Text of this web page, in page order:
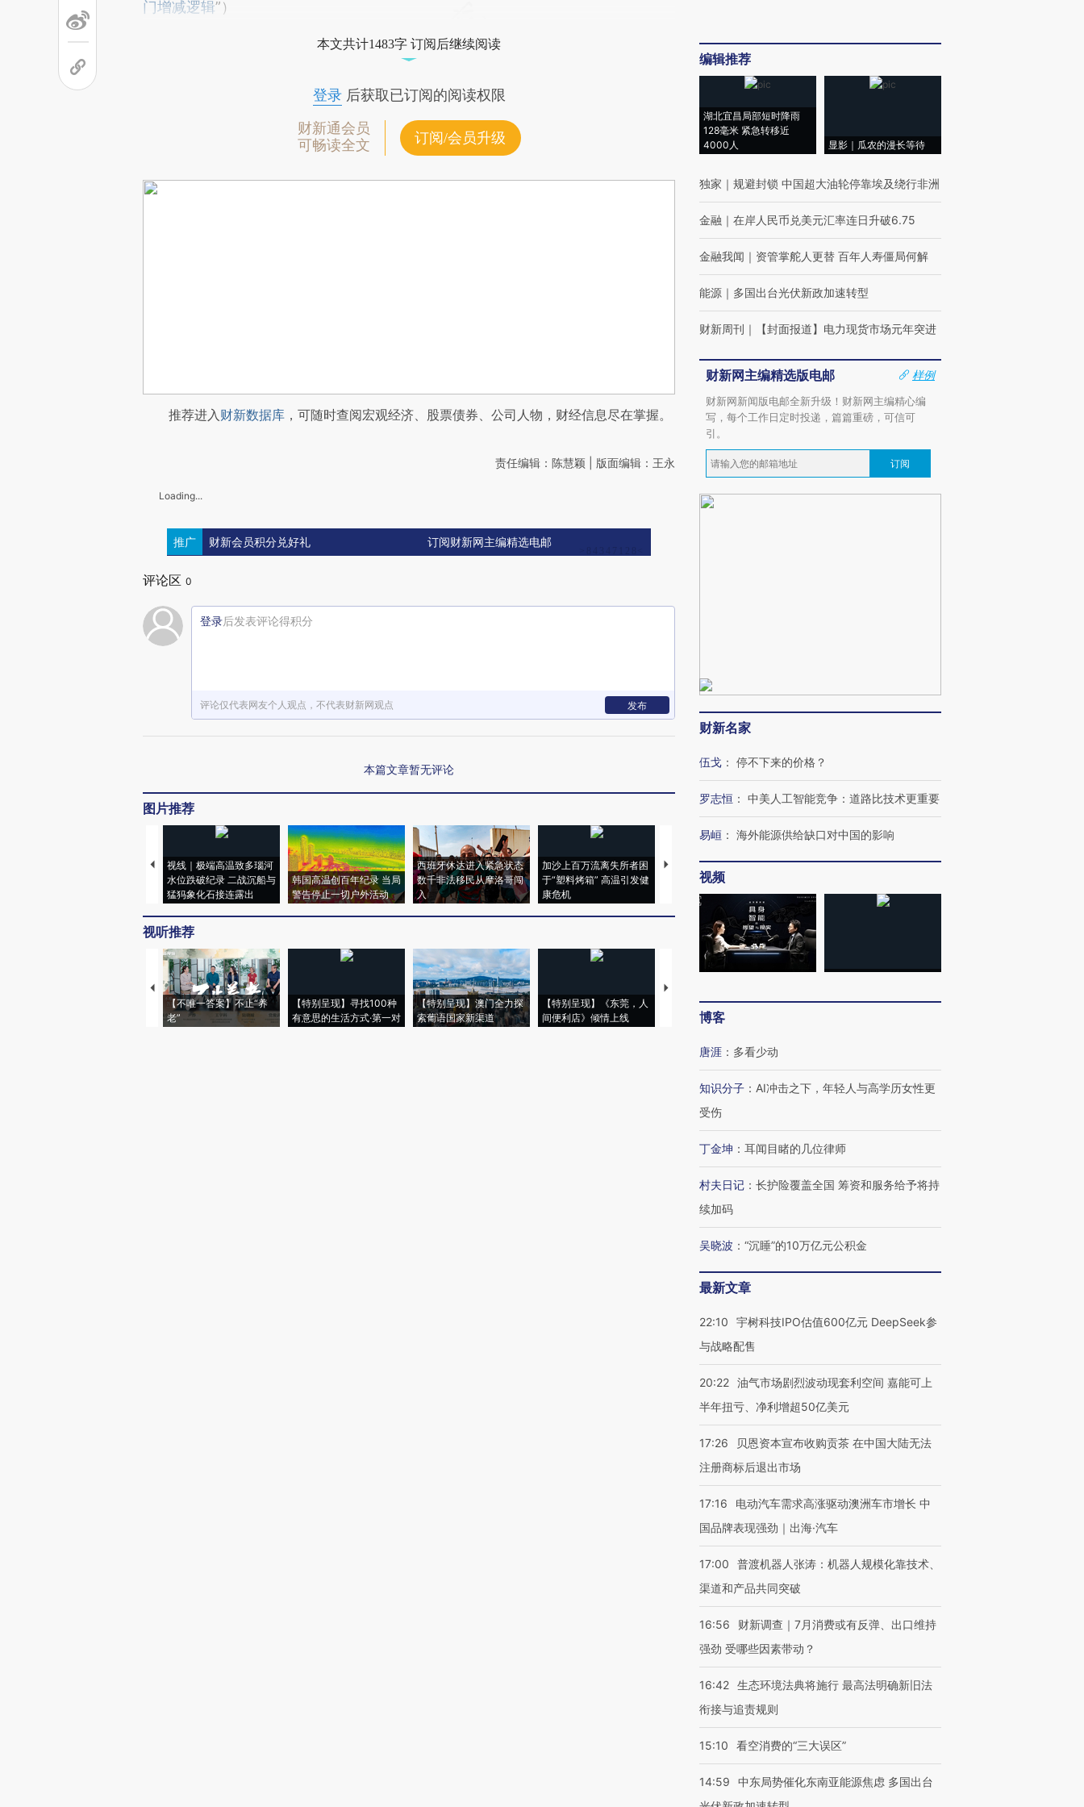
门增减逻辑”）
本文共计1483字 订阅后继续阅读
登录后获取已订阅的阅读权限
财新通会员
可畅读全文
订阅/会员升级
推荐进入财新数据库 ，可随时查阅宏观经济、股票债券、公司人物，财经信息尽在掌握。
责任编辑：陈慧颖 | 版面编辑：王永
Loading...
推广 财新会员积分兑好礼 订阅财新网主编精选电邮
评论区 0
登录后发表评论得积分
评论仅代表网友个人观点，不代表财新网观点 发布
本篇文章暂无评论
图片推荐
视线｜极端高温致多瑙河
水位跌破纪录 二战沉船与
猛犸象化石接连露出
韩国高温创百年纪录 当局
警告停止一切户外活动
西班牙休达进入紧急状态
数千非法移民从摩洛哥闯
入
加沙上百万流离失所者困
于“塑料烤箱” 高温引发健
康危机
视线｜HYROX的吸金
术：是什么让中产们甘
心“花钱找虐”？
马航飞行员跨国走私7万
毒品
视线｜被称为“蟑螂”的印
育部长拱下台
视听推荐
【不唯一答案】不止“养
老”
【特别呈现】寻找100种
有意思的生活方式·第一对
【特别呈现】澳门全力探
索葡语国家新渠道
【特别呈现】《东莞，人
间便利店》倾情上线
【推广】走进第四届链博
会，让数智科技“链”接产
【特别呈现】寻找100种
CFO：不靠规模取胜，华
编辑推荐
湖北宜昌局部短时降雨
128毫米 紧急转移近
4000人
显影｜瓜农的漫长等待
独家 ｜ 规避封锁 中国超大油轮停靠埃及绕行非洲
金融 ｜ 在岸人民币兑美元汇率连日升破6.75
金融我闻 ｜ 资管掌舵人更替 百年人寿僵局何解
能源 ｜ 多国出台光伏新政加速转型
财新周刊 ｜ 【封面报道】电力现货市场元年突进
财新网主编精选版电邮
样例
财新网新闻版电邮全新升级！财新网主编精心编
写，每个工作日定时投递，篇篇重磅，可信可
引。
订阅
财新名家
伍戈 ： 停不下来的价格？
罗志恒 ： 中美人工智能竞争：道路比技术更重要
易峘 ： 海外能源供给缺口对中国的影响
视频
博客
唐涯 ： 多看少动
知识分子 ： AI冲击之下，年轻人与高学历女性更
受伤
丁金坤 ： 耳闻目睹的几位律师
村夫日记 ： 长护险覆盖全国 筹资和服务给予将持
续加码
吴晓波 ： “沉睡”的10万亿元公积金
最新文章
22:10
宇树科技IPO估值600亿元 DeepSeek参
与战略配售
20:22 油气市场剧烈波动现套利空间 嘉能可上
半年扭亏、净利增超50亿美元
17:26
贝恩资本宣布收购贡茶 在中国大陆无法
注册商标后退出市场
17:16
电动汽车需求高涨驱动澳洲车市增长 中
国品牌表现强劲｜出海·汽车
17:00
普渡机器人张涛：机器人规模化靠技术、
渠道和产品共同突破
16:56
财新调查｜7月消费或有反弹、出口维持
强劲 受哪些因素带动？
16:42 生态环境法典将施行 最高法明确新旧法
衔接与追责规则
15:10 看空消费的“三大误区”
14:59
中东局势催化东南亚能源焦虑 多国出台